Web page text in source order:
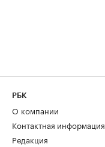
РБК
О компании
Контактная информация
Редакция